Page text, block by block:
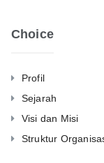
Choice
Profil
Sejarah
Visi dan Misi
Struktur